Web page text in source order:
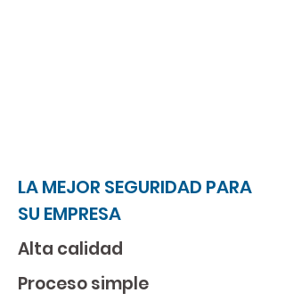
LA MEJOR SEGURIDAD PARA
SU EMPRESA
Alta calidad
Proceso simple